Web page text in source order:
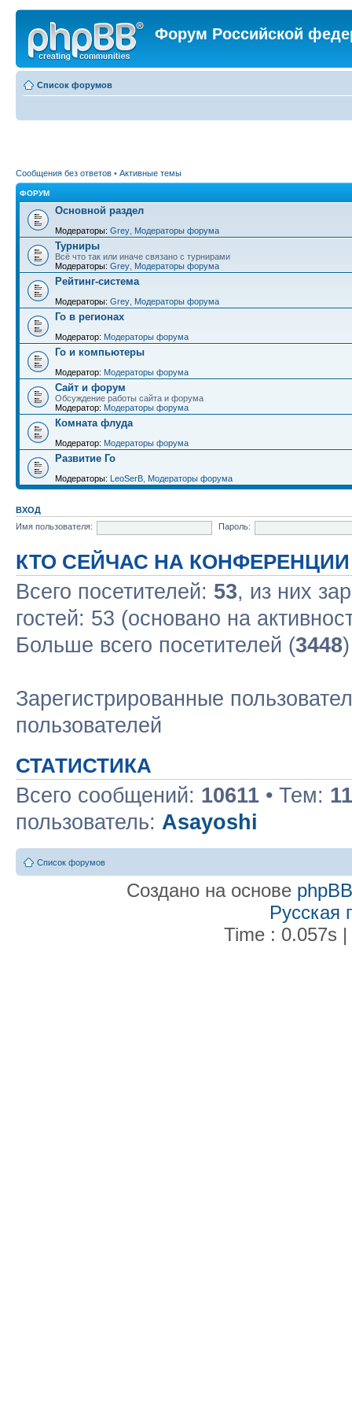
Форум Российской
Список форумов
Сообщения без ответов • Активные темы
ФОРУМ
Основной раздел
Модераторы: Grey Модераторы форума
Турниры
Всё что так или иначе связано с турнирами
Модераторы: Grey Модераторы форума
Рейтинг-система
Модераторы: Grey Модераторы форума
Го в регионах
Модератор: Модераторы форума
Го и компьютеры
Модератор: Модераторы форума
Сайт и форум
Обсуждение работы сайта и форума
Модератор: Модераторы форума
Комната флуда
Модератор: Модераторы форума
Развитие Го
Модераторы: LeoSerB Модераторы форума
ВХОД
Имя пользователя:
Пароль:
КТО СЕЙЧАС НА КОНФЕРЕНЦИИ
Всего посетителей: 53, из них
гостей: 53 (основано на
Больше всего посетителей (3448
Зарегистрированные
пользователей
СТАТИСТИКА
Всего сообщений: 10611 • Тем:
пользователь: Asayoshi
Список форумов
Создано на основе phpBB
Русская
Time : 0.057s